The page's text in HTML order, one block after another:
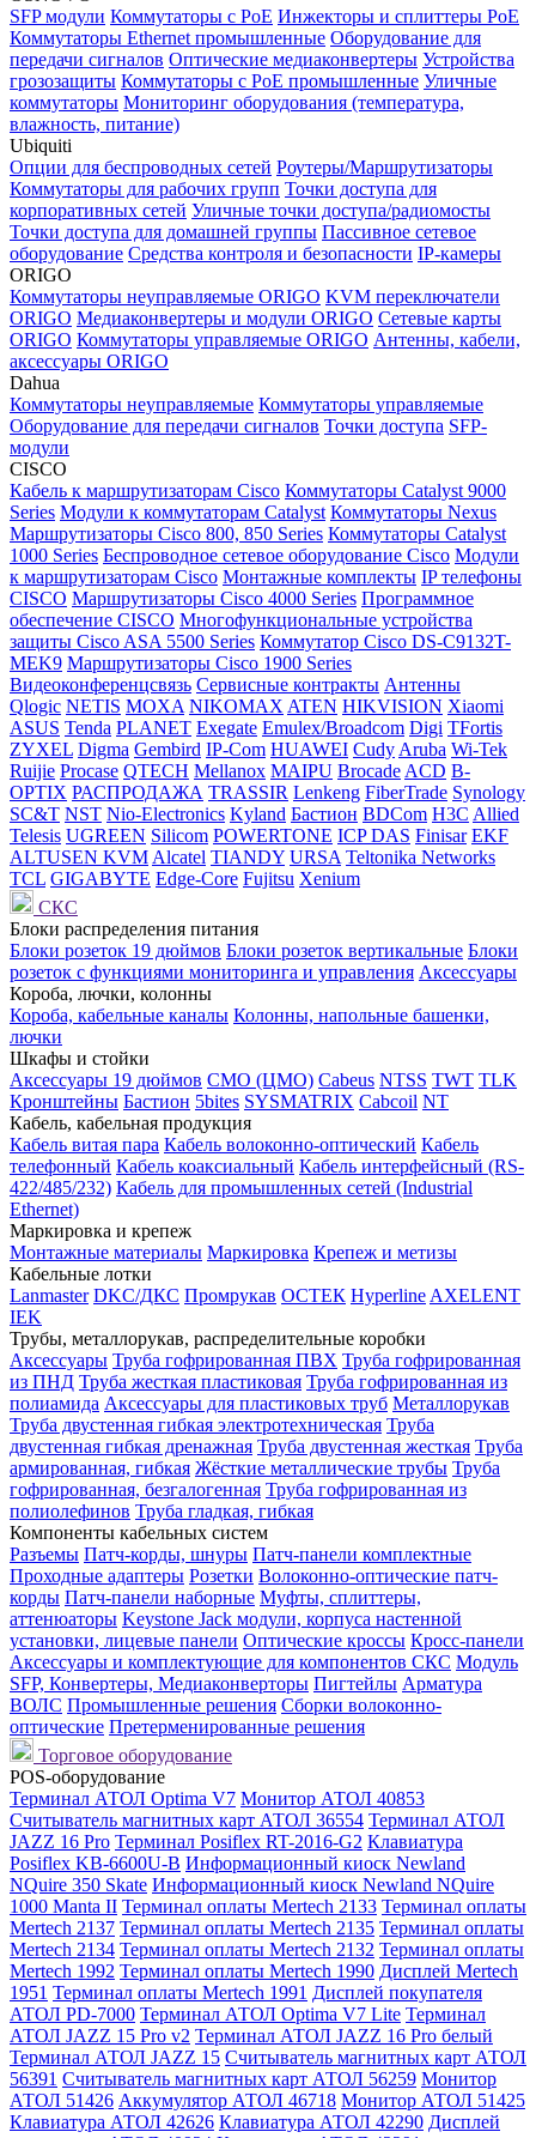
SFP модули Коммутаторы c PoE Инжекторы и сплиттеры PoE
Коммутаторы Ethernet промышленные Оборудование для
передачи сигналов Оптические медиаконвертеры Устройства
грозозащиты Коммутаторы с PoE промышленные Уличные
коммутаторы Мониторинг оборудования (температура,
влажность, питание)
Ubiquiti
Опции для беспроводных сетей Роутеры/Маршрутизаторы
Коммутаторы для рабочих групп Точки доступа для
корпоративных сетей Уличные точки доступа/радиомосты
Точки доступа для домашней группы Пассивное сетевое
оборудование Средства контроля и безопасности IP-камеры
ORIGO
Коммутаторы неуправляемые ORIGO KVM переключатели
ORIGO Медиаконвертеры и модули ORIGO Сетевые карты
ORIGO Коммутаторы управляемые ORIGO Антенны, кабели,
аксессуары ORIGO
Dahua
Коммутаторы неуправляемые Коммутаторы управляемые
Оборудование для передачи сигналов Точки доступа SFP-
модули
CISCO
Кабель к маршрутизаторам Cisco Коммутаторы Catalyst 9000
Series Модули к коммутаторам Catalyst Коммутаторы Nexus
Маршрутизаторы Cisco 800, 850 Series Коммутаторы Catalyst
1000 Series Беспроводное сетевое оборудование Cisco Модули
к маршрутизаторам Cisco Монтажные комплекты IP телефоны
СISCO Маршрутизаторы Cisco 4000 Series Программное
обеспечение СISCO Многофункциональные устройства
защиты Cisco ASA 5500 Series Коммутатор Cisco DS-C9132T-
MEK9 Маршрутизаторы Cisco 1900 Series
Видеоконференцсвязь Сервисные контракты Антенны
Qlogic NETIS MOXA NIKOMAX ATEN HIKVISION Xiaomi
ASUS Tenda PLANET Exegate Emulex/Broadcom Digi TFortis
ZYXEL Digma Gembird IP-Com HUAWEI Cudy Aruba Wi-Tek
Ruijie Procase QTECH Mellanox MAIPU Brocade ACD B-
OPTIX РАСПРОДАЖА TRASSIR Lenkeng FiberTrade Synology
SC&T NST Nio-Electronics Kyland Бастион BDCom H3C Allied
Telesis UGREEN Silicom POWERTONE ICP DAS Finisar EKF
ALTUSEN KVM Alcatel TIANDY URSA Teltonika Networks
TCL GIGABYTE Edge-Core Fujitsu Xenium
СКС
Блоки распределения питания
Блоки розеток 19 дюймов Блоки розеток вертикальные Блоки
розеток с функциями мониторинга и управления Аксессуары
Короба, лючки, колонны
Короба, кабельные каналы Колонны, напольные башенки,
лючки
Шкафы и стойки
Аксессуары 19 дюймов CMO (ЦМО) Cabeus NTSS TWT TLK
Кронштейны Бастион 5bites SYSMATRIX Cabcoil NT
Кабель, кабельная продукция
Кабель витая пара Кабель волоконно-оптический Кабель
телефонный Кабель коаксиальный Кабель интерфейсный (RS-
422/485/232) Кабель для промышленных сетей (Industrial
Ethernet)
Маркировка и крепеж
Монтажные материалы Маркировка Крепеж и метизы
Кабельные лотки
Lanmaster DKC/ДКС Промрукав ОСТЕК Hyperline AXELENT
IEK
Трубы, металлорукав, распределительные коробки
Аксессуары Труба гофрированная ПВХ Труба гофрированная
из ПНД Труба жесткая пластиковая Труба гофрированная из
полиамида Аксессуары для пластиковых труб Металлорукав
Труба двустенная гибкая электротехническая Труба
двустенная гибкая дренажная Труба двустенная жесткая Труба
армированная, гибкая Жёсткие металлические трубы Труба
гофрированная, безгалогенная Труба гофрированная из
полиолефинов Труба гладкая, гибкая
Компоненты кабельных систем
Разъемы Патч-корды, шнуры Патч-панели комплектные
Проходные адаптеры Розетки Волоконно-оптические патч-
корды Патч-панели наборные Муфты, сплиттеры,
аттенюаторы Keystone Jack модули, корпуса настенной
установки, лицевые панели Оптические кроссы Кросс-панели
Аксессуары и комплектующие для компонентов СКС Модуль
SFP, Конвертеры, Медиаконверторы Пигтейлы Арматура
ВОЛС Промышленные решения Сборки волоконно-
оптические Претерменированные решения
Торговое оборудование
POS-оборудование
Терминал АТОЛ Optima V7 Монитор АТОЛ 40853
Считыватель магнитных карт АТОЛ 36554 Терминал АТОЛ
JAZZ 16 Pro Терминал Posiflex RT-2016-G2 Клавиатура
Posiflex KB-6600U-B Информационный киоск Newland
NQuire 350 Skate Информационный киоск Newland NQuire
1000 Manta II Терминал оплаты Mertech 2133 Терминал оплаты
Mertech 2137 Терминал оплаты Mertech 2135 Терминал оплаты
Mertech 2134 Терминал оплаты Mertech 2132 Терминал оплаты
Mertech 1992 Терминал оплаты Mertech 1990 Дисплей Mertech
1951 Терминал оплаты Mertech 1991 Дисплей покупателя
АТОЛ PD-7000 Терминал АТОЛ Optima V7 Lite Терминал
АТОЛ JAZZ 15 Pro v2 Терминал АТОЛ JAZZ 16 Pro белый
Терминал АТОЛ JAZZ 15 Считыватель магнитных карт АТОЛ
56391 Считыватель магнитных карт АТОЛ 56259 Монитор
АТОЛ 51426 Аккумулятор АТОЛ 46718 Монитор АТОЛ 51425
Клавиатура АТОЛ 42626 Клавиатура АТОЛ 42290 Дисплей